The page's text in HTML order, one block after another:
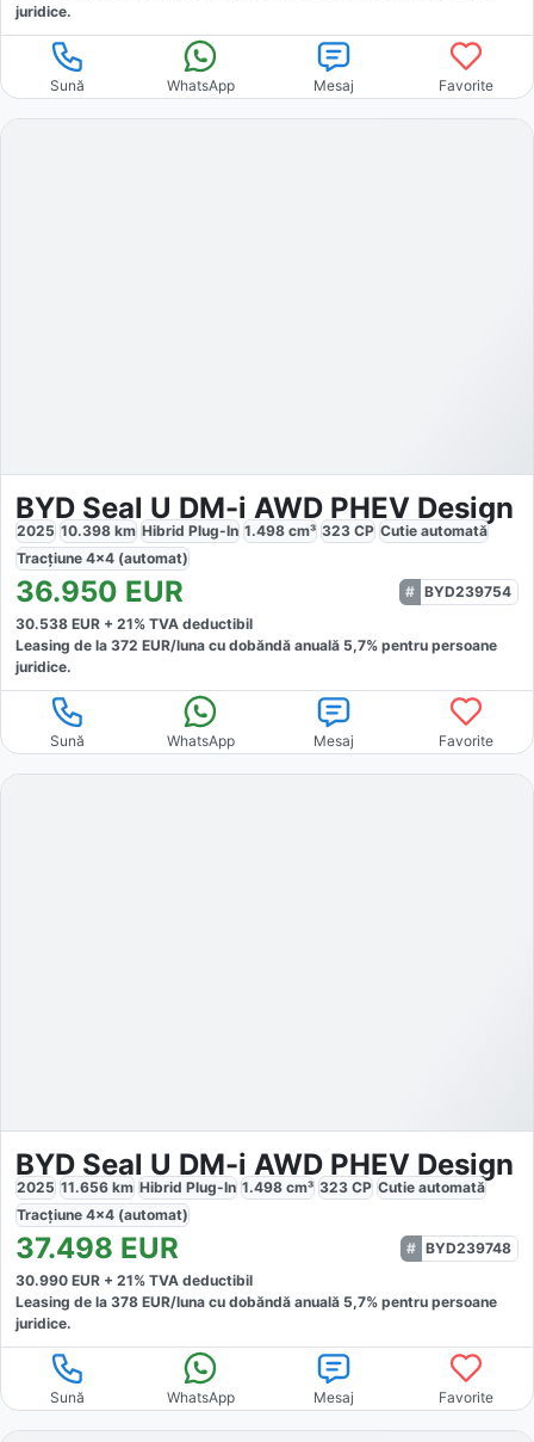
juridice.
Sună WhatsApp Mesaj Favorite
BYD Seal U DM-i AWD PHEV Design
2025 10.398 km Hibrid Plug-In 1.498 cm³ 323 CP Cutie automată
Tracțiune 4x4 (automat)
36.950 EUR
BYD239754
30.538 EUR + 21% TVA deductibil
Leasing de la 372 EUR/luna cu dobăndă anuală 5,7% pentru persoane
juridice.
Sună WhatsApp Mesaj Favorite
BYD Seal U DM-i AWD PHEV Design
2025 11.656 km Hibrid Plug-In 1.498 cm³ 323 CP Cutie automată
Tracțiune 4x4 (automat)
37.498 EUR
BYD239748
30.990 EUR + 21% TVA deductibil
Leasing de la 378 EUR/luna cu dobăndă anuală 5,7% pentru persoane
juridice.
Sună WhatsApp Mesaj Favorite